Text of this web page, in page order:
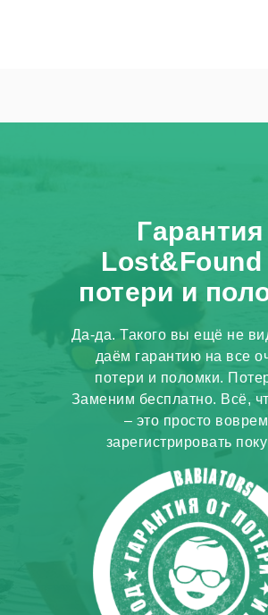
Гарантия
Lost&Found
потери и
Да-да. Такого вы ещё не
даём гарантию на все
потери и поломки.
Заменим бесплатно. Всё,
– это просто
зарегистрировать